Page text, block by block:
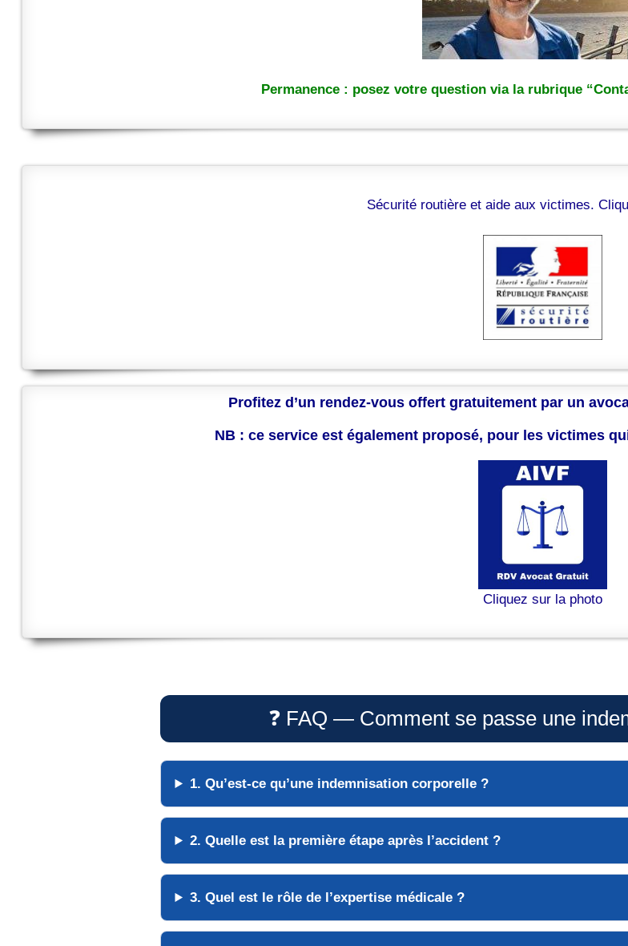
Permanence : posez votre question via la rubrique
Sécurité routière et aide aux victimes.
Profitez d’un rendez-vous offert gratuitement par un
NB : ce service est également proposé, pour les victimes
Cliquez sur la photo
❓ FAQ — Comment se passe une
1. Qu’est-ce qu’une indemnisation corporelle?
2. Quelle est la première étapeaprès l’accident ?
3. Quel est le rôle de l’expertise médicale?